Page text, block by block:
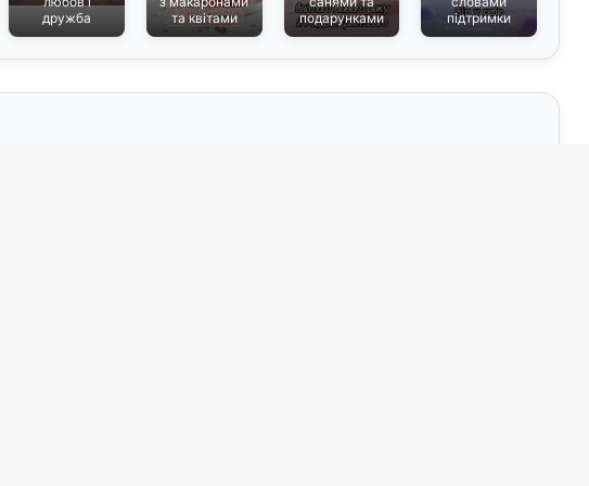
дружба
та квітами
подарунками
підтримки